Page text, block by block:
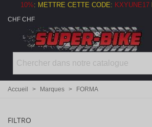
10%: METTRE CETTE CODE: KXYUNE17
CHF CHF
Accueil > Marques > FORMA
FILTRO